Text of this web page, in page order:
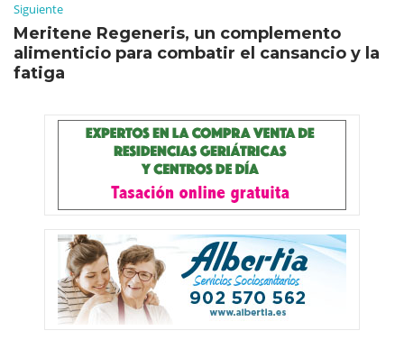
Siguiente
Meritene Regeneris, un complemento
alimenticio para combatir el cansancio y la
fatiga